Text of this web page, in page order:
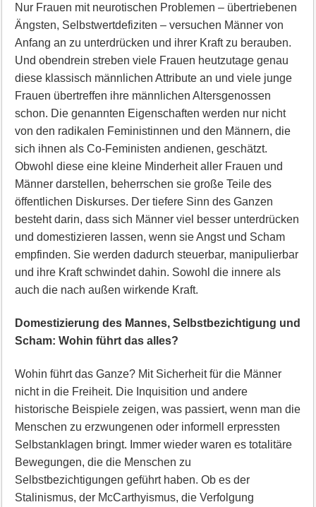
Nur Frauen mit neurotischen Problemen – übertriebenen
Ängsten, Selbstwertdefiziten – versuchen Männer von
Anfang an zu unterdrücken und ihrer Kraft zu berauben.
Und obendrein streben viele Frauen heutzutage genau
diese klassisch männlichen Attribute an und viele junge
Frauen übertreffen ihre männlichen Altersgenossen
schon. Die genannten Eigenschaften werden nur nicht
von den radikalen Feministinnen und den Männern, die
sich ihnen als Co-Feministen andienen, geschätzt.
Obwohl diese eine kleine Minderheit aller Frauen und
Männer darstellen, beherrschen sie große Teile des
öffentlichen Diskurses. Der tiefere Sinn des Ganzen
besteht darin, dass sich Männer viel besser unterdrücken
und domestizieren lassen, wenn sie Angst und Scham
empfinden. Sie werden dadurch steuerbar, manipulierbar
und ihre Kraft schwindet dahin. Sowohl die innere als
auch die nach außen wirkende Kraft.
Domestizierung des Mannes, Selbstbezichtigung und
Scham: Wohin führt das alles?
Wohin führt das Ganze? Mit Sicherheit für die Männer
nicht in die Freiheit. Die Inquisition und andere
historische Beispiele zeigen, was passiert, wenn man die
Menschen zu erzwungenen oder informell erpressten
Selbstanklagen bringt. Immer wieder waren es totalitäre
Bewegungen, die die Menschen zu
Selbstbezichtigungen geführt haben. Ob es der
Stalinismus, der McCarthyismus, die Verfolgung